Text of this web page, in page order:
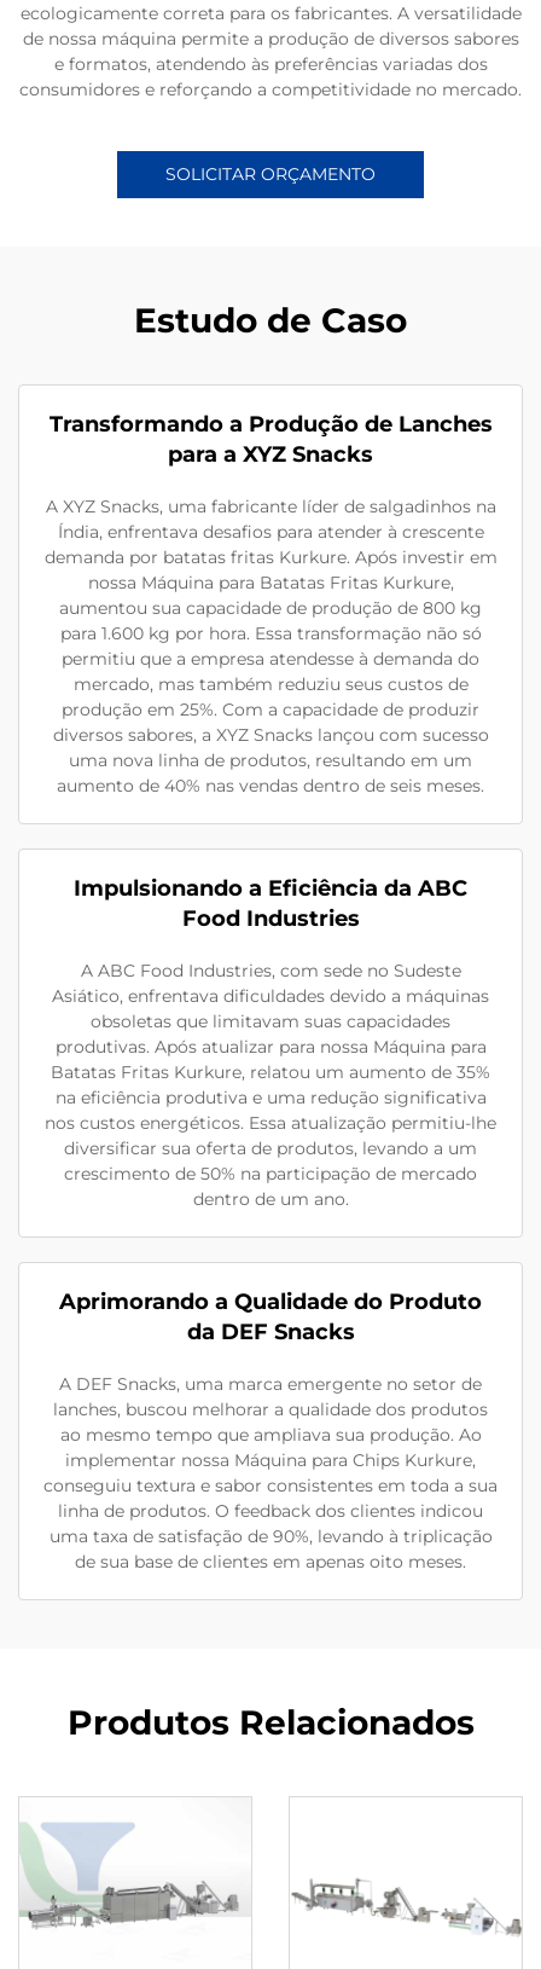
ecologicamente correta para os fabricantes. A versatilidade
de nossa máquina permite a produção de diversos sabores
e formatos, atendendo às preferências variadas dos
consumidores e reforçando a competitividade no mercado.
SOLICITAR ORÇAMENTO
Estudo de Caso
Transformando a Produção de Lanches
para a XYZ Snacks
A XYZ Snacks, uma fabricante líder de salgadinhos na
Índia, enfrentava desafios para atender à crescente
demanda por batatas fritas Kurkure. Após investir em
nossa Máquina para Batatas Fritas Kurkure,
aumentou sua capacidade de produção de 800 kg
para 1.600 kg por hora. Essa transformação não só
permitiu que a empresa atendesse à demanda do
mercado, mas também reduziu seus custos de
produção em 25%. Com a capacidade de produzir
diversos sabores, a XYZ Snacks lançou com sucesso
uma nova linha de produtos, resultando em um
aumento de 40% nas vendas dentro de seis meses.
Impulsionando a Eficiência da ABC
Food Industries
A ABC Food Industries, com sede no Sudeste
Asiático, enfrentava dificuldades devido a máquinas
obsoletas que limitavam suas capacidades
produtivas. Após atualizar para nossa Máquina para
Batatas Fritas Kurkure, relatou um aumento de 35%
na eficiência produtiva e uma redução significativa
nos custos energéticos. Essa atualização permitiu-lhe
diversificar sua oferta de produtos, levando a um
crescimento de 50% na participação de mercado
dentro de um ano.
Aprimorando a Qualidade do Produto
da DEF Snacks
A DEF Snacks, uma marca emergente no setor de
lanches, buscou melhorar a qualidade dos produtos
ao mesmo tempo que ampliava sua produção. Ao
implementar nossa Máquina para Chips Kurkure,
conseguiu textura e sabor consistentes em toda a sua
linha de produtos. O feedback dos clientes indicou
uma taxa de satisfação de 90%, levando à triplicação
de sua base de clientes em apenas oito meses.
Produtos Relacionados